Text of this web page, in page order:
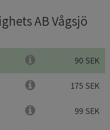
AB Vågsjö
90 SEK
175 SEK
99 SEK